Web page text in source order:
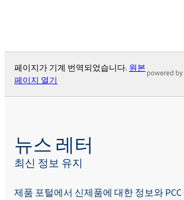
페이지가 기계 번역되었습니다. 원본
페이지 열기
뉴스 레터
최신 정보 유지
제품 포털에서 신제품에 대한 정보와 PCC